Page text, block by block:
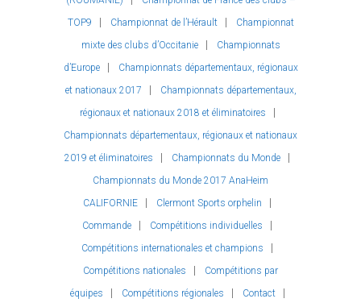
TOP9
Championnat de l’Hérault
Championnat
mixte des clubs d’Occitanie
Championnats
d’Europe
Championnats départementaux, régionaux
et nationaux 2017
Championnats départementaux,
régionaux et nationaux 2018 et éliminatoires
Championnats départementaux, régionaux et nationaux
2019 et éliminatoires
Championnats du Monde
Championnats du Monde 2017 AnaHeim
CALIFORNIE
Clermont Sports orphelin
Commande
Compétitions individuelles
Compétitions internationales et champions
Compétitions nationales
Compétitions par
équipes
Compétitions régionales Contact